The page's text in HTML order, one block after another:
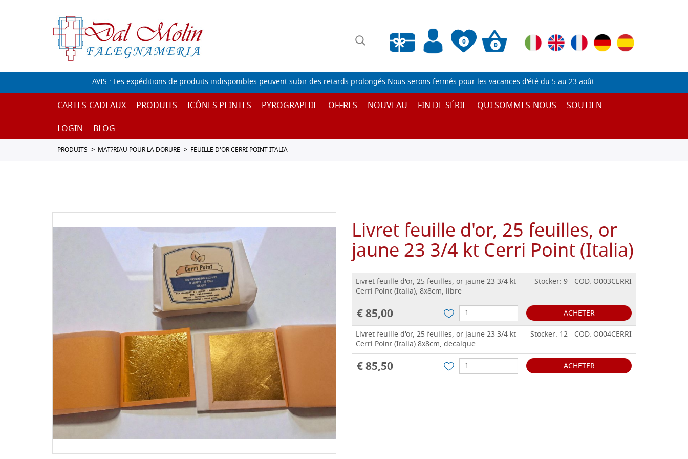
0
Liste de souhaits vide
0
AVIS : Les expéditions de produits indisponibles peuvent subir des retards prolongés.Nous serons fermés pour les vacances d'été du 5 au 23 août.
CARTES-CADEAUX PRODUITS ICÔNES PEINTES PYROGRAPHIE OFFRES NOUVEAU FIN DE SÉRIE QUI SOMMES-NOUS
SOUTIEN
LOGIN
BLOG
PRODUITS MAT?RIAU POUR LA DORURE FEUILLE D'OR CERRI POINT ITALIA
Livret feuille d'or, 25 feuilles, or
jaune 23 3/4 kt Cerri Point (Italia)
Livret feuille d'or, 25 feuilles, or jaune 23 3/4 kt
Cerri Point (Italia), 8x8cm, libre
Stocker: 9 - COD. O003CERRI
€ 85,00
ACHETER
Livret feuille d'or, 25 feuilles, or jaune 23 3/4 kt
Cerri Point (Italia) 8x8cm, decalque
Stocker: 12 - COD. O004CERRI
€ 85,50 ACHETER